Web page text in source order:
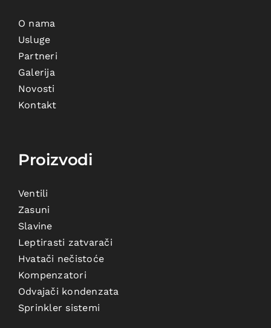
O nama
Usluge
Partneri
Galerija
Novosti
Kontakt
Proizvodi
Ventili
Zasuni
Slavine
Leptirasti zatvarači
Hvatači nečistoće
Kompenzatori
Odvajači kondenzata
Sprinkler sistemi